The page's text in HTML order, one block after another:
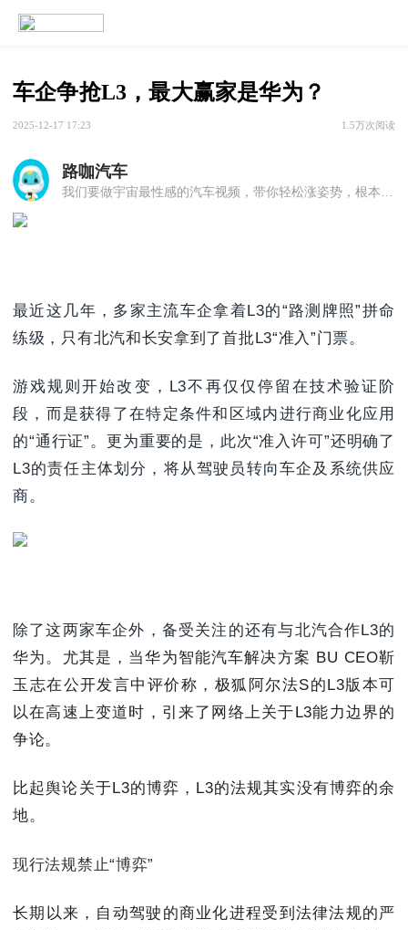
车企争抢L3，最大赢家是华为？
2025-12-17 17:23 1.5万次阅读
路咖汽车
我们要做宇宙最性感的汽车视频，带你轻松涨姿势，根本停不下来！
最近这几年，多家主流车企拿着L3的“路测牌照”拼命
练级，只有北汽和长安拿到了首批L3“准入”门票。
游戏规则开始改变，L3不再仅仅停留在技术验证阶
段，而是获得了在特定条件和区域内进行商业化应用
的“通行证”。更为重要的是，此次“准入许可”还明确了
L3的责任主体划分，将从驾驶员转向车企及系统供应
商。
除了这两家车企外，备受关注的还有与北汽合作L3的
华为。尤其是，当华为智能汽车解决方案 BU CEO靳
玉志在公开发言中评价称，极狐阿尔法S的L3版本可
以在高速上变道时，引来了网络上关于L3能力边界的
争论。
比起舆论关于L3的博弈，L3的法规其实没有博弈的余
地。
现行法规禁止“博弈”
长期以来，自动驾驶的商业化进程受到法律法规的严